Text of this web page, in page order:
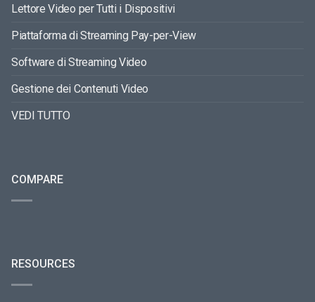
Lettore Video per Tutti i Dispositivi
Piattaforma di Streaming Pay-per-View
Software di Streaming Video
Gestione dei Contenuti Video
VEDI TUTTO
COMPARE
RESOURCES